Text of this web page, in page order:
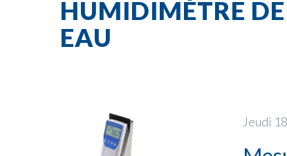
HUMIDIMÈTRE
EAU
Jeudi